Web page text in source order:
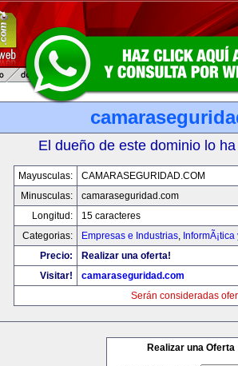
El dueño de este dominio lo
Mayusculas:
CAMARASEGURIDAD.COM
Minusculas:
camaraseguridad.com
Longitud:
15 caracteres
Categorias:
Empresas e Industrias,
Precio:
Realizar una oferta!
Visitar!
camaraseguridad.com
Serán consideradas
Realizar una Oferta